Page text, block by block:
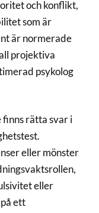
och konflikt,
som är
är normerade
projektiva
psykolog
rätta svar i
eller mönster
eller
ett